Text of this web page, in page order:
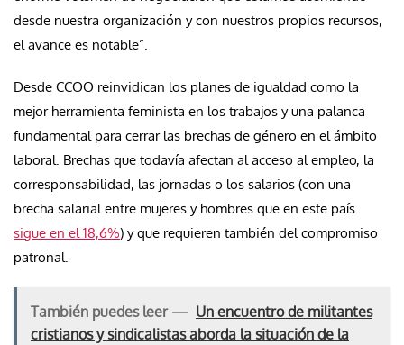
desde nuestra organización y con nuestros propios recursos,
el avance es notable”.
Desde CCOO reinvidican los planes de igualdad como la
mejor herramienta feminista en los trabajos y una palanca
fundamental para cerrar las brechas de género en el ámbito
laboral. Brechas que todavía afectan al acceso al empleo, la
corresponsabilidad, las jornadas o los salarios (con una
brecha salarial entre mujeres y hombres que en este país
sigue en el 18,6%) y que requieren también del compromiso
patronal.
También puedes leer — Un encuentro de militantes
cristianos y sindicalistas aborda la situación de la